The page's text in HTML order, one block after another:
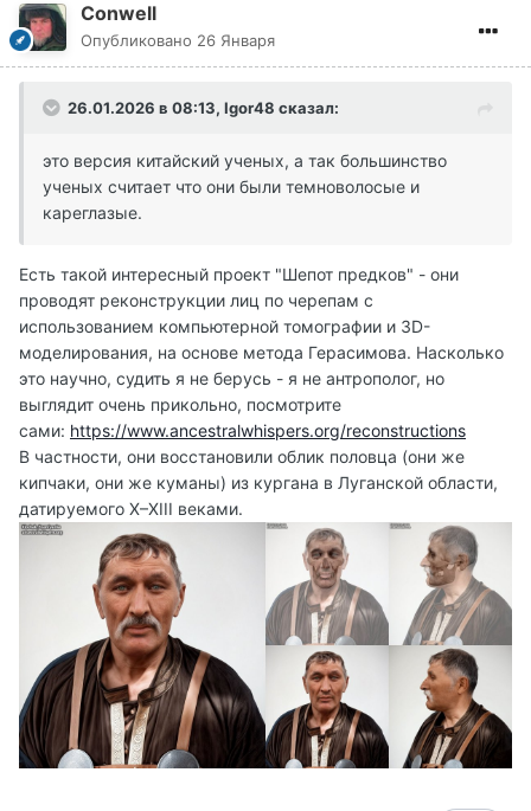
Conwell
Опубликовано 26 Января
26.01.2026 в 08:13, Igor48 сказал:
это версия китайский ученых, а так большинство
ученых считает что они были темноволосые и
кареглазые.
Есть такой интересный проект "Шепот предков" - они
проводят реконструкции лиц по черепам с
использованием компьютерной томографии и 3D-
моделирования, на основе метода Герасимова. Насколько
это научно, судить я не берусь - я не антрополог, но
выглядит очень прикольно, посмотрите
сами: https://www.ancestralwhispers.org/reconstructions
В частности, они восстановили облик половца (они же
кипчаки, они же куманы) из кургана в Луганской области,
датируемого X–XIII веками.